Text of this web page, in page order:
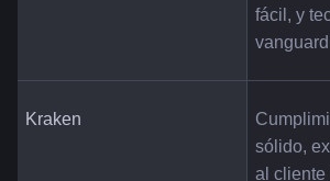
fácil, y
Kraken
sólido,
al cliente